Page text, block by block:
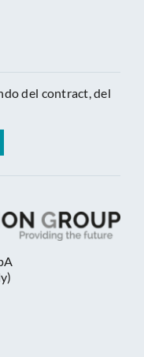
del contract, del